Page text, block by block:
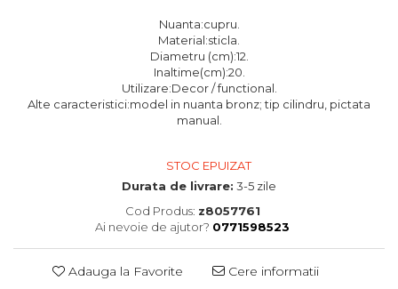
Nuanta:cupru.
Material:sticla.
Diametru (cm):12.
Inaltime(cm):20.
Utilizare:Decor / functional.
Alte caracteristici:model in nuanta bronz; tip cilindru, pictata
manual.
STOC EPUIZAT
Durata de livrare: 3-5 zile
Cod Produs: z8057761
Ai nevoie de ajutor? 0771598523
Adauga la Favorite Cere informatii